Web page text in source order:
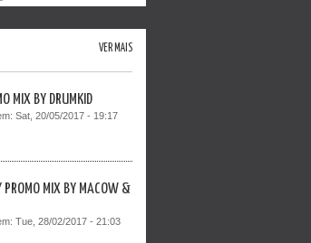
VER MAIS
MIX BY DRUMKID
Sat, 20/05/2017 - 19:17
PROMO MIX BY MACOW &
Tue, 28/02/2017 - 21:03